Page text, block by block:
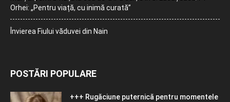
Orhei: „Pentru viață, cu inimă curată”
Învierea Fiului văduvei din Nain
POSTĂRI POPULARE
+++ Rugăciune puternică pentru momentele